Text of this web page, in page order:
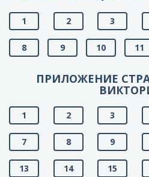
1 2 3
8 9 10 11
ПРИЛОЖЕНИЕ
1 2 3
7 8 9
13 14 15